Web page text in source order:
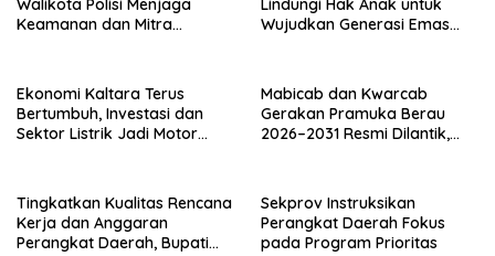
Walikota Polisi Menjaga
Keamanan dan Mitra
Lindungi Hak Anak untuk
Wujudkan Generasi Emas
Ekonomi Kaltara Terus
Bertumbuh, Investasi dan
Sektor Listrik Jadi Motor
Mabicab dan Kwarcab
Gerakan Pramuka Berau
2026–2031 Resmi Dilantik,
Tingkatkan Kualitas Rencana
Kerja dan Anggaran
Perangkat Daerah, Bupati
Sekprov Instruksikan
Perangkat Daerah Fokus
pada Program Prioritas